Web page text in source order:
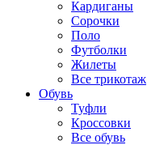
Кардиганы
Сорочки
Поло
Футболки
Жилеты
Все трикотаж
Обувь
Туфли
Кроссовки
Все обувь